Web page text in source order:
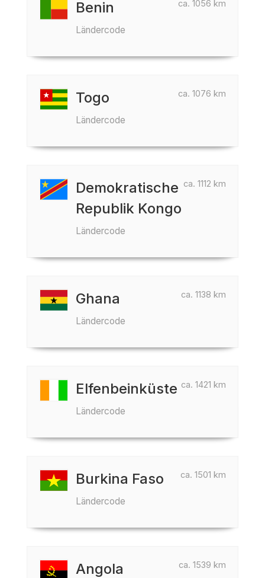
ca. 1056 km
Benin
Ländercode
ca. 1076 km
Togo
Ländercode
ca. 1112 km
Demokratische
Republik Kongo
Ländercode
ca. 1138 km
Ghana
Ländercode
ca. 1421 km
Elfenbeinküste
Ländercode
ca. 1501 km
Burkina Faso
Ländercode
ca. 1539 km
Angola